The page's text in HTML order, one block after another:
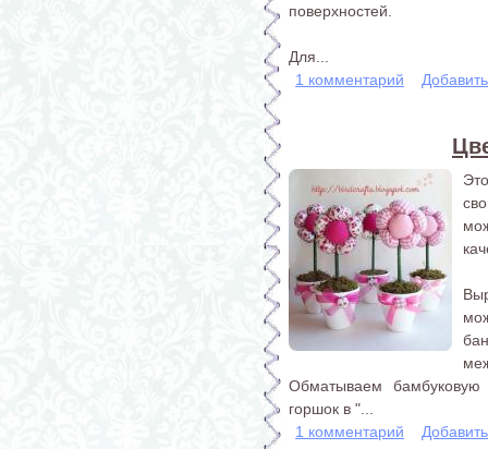
поверхностей.
Для...
1 комментарий
Обматываем
горшок в "...
1 комментарий